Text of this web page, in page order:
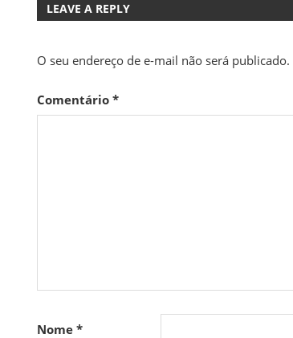
LEAVE A REPLY
O seu endereço de e-mail não será publicado.
Comentário*
Nome*